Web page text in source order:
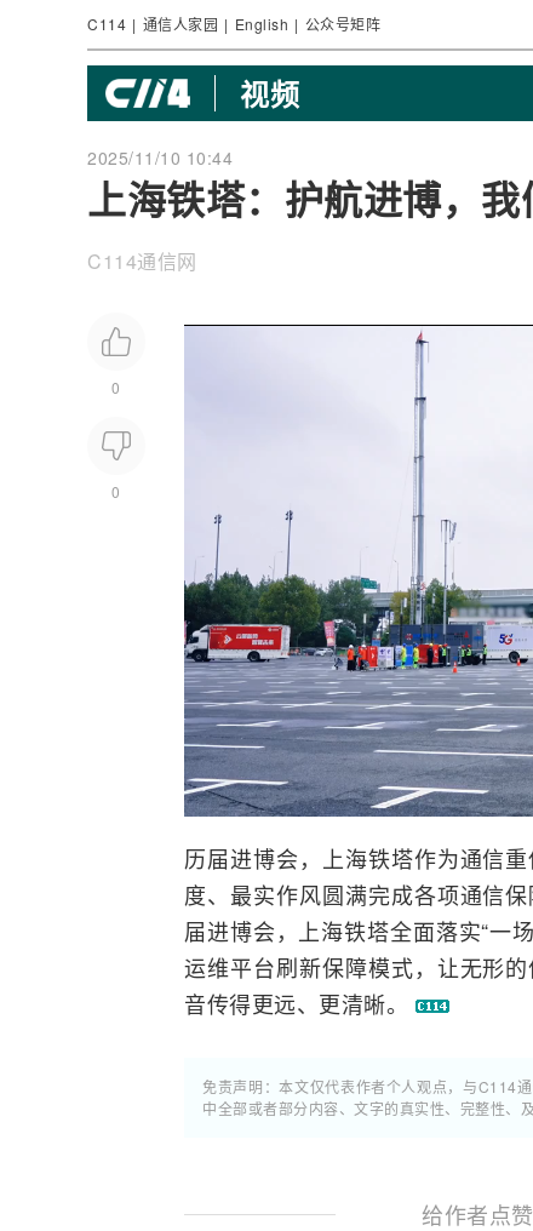
C114 | 通信人家园 | English | 公众号矩阵
视频
2025/11/10 10:44
上海铁塔：护航进博，我
C114通信网
0
0
历届进博会，上海铁塔作为通信
度、最实作风圆满完成各项通信
届进博会，上海铁塔全面落实“一
运维平台刷新保障模式，让无形
音传得更远、更清晰。
免责声明：本文仅代表作者个人观点，与C114
中全部或者部分内容、文字的真实性、完整性、
给作者点赞